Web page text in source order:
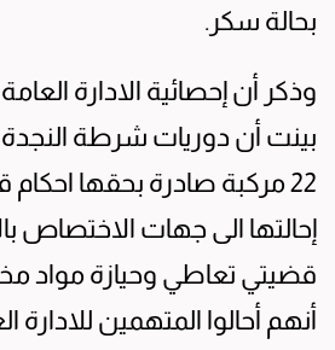
بحالة سكر.
وذكر أن إحصائية الادارة
بينت أن دوريات شرطة
22 مركبة صادرة بحقها
إحالتها الى جهات الاختصاص
قضيتي تعاطي وحيازة مواد
أنهم أحالوا المتهمين للادارة